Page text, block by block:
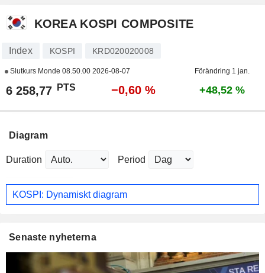
KOREA KOSPI COMPOSITE
Index KOSPI KRD020020008
Slutkurs Monde 08.50.00 2026-08-07 Förändring 1 jan.
6 258,77 PTS −0,60 % +48,52 %
Diagram
Duration Period
KOSPI: Dynamiskt diagram
Senaste nyheterna